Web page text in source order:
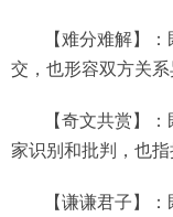
【难分难解】
交，也形容双方关系
【奇文共赏】
家识别和批判，也指
【谦谦君子】